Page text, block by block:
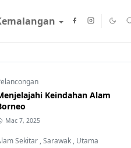
Keindahan Alam
Mac 7, 2025
Sekitar ,Sarawak , Utama